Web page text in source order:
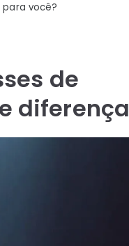
para você?
de
diferença